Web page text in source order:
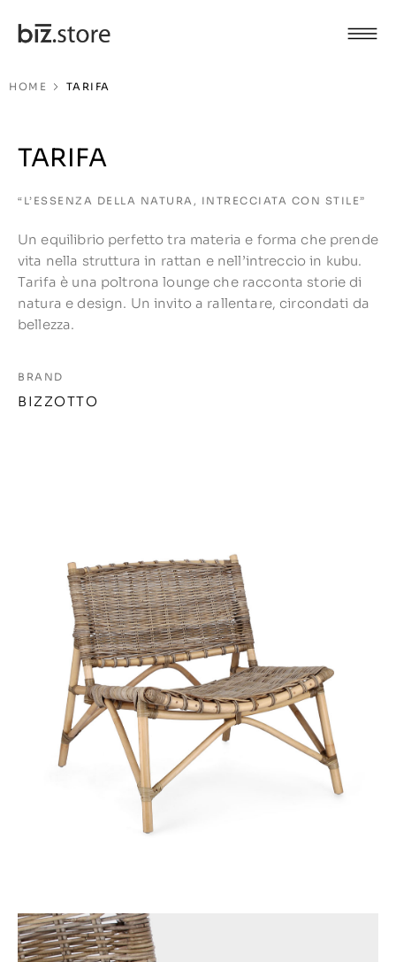
HOME TARIFA
TARIFA
“L’ESSENZA DELLA NATURA, INTRECCIATA CON STILE”
Un equilibrio perfetto tra materia e forma che prende
vita nella struttura in rattan e nell’intreccio in kubu.
Tarifa è una poltrona lounge che racconta storie di
natura e design. Un invito a rallentare, circondati da
bellezza.
BRAND
BIZZOTTO